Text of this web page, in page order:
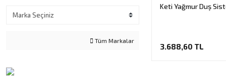
Tüm Markalar
Keti Yağmur Duş
3.688,60 TL